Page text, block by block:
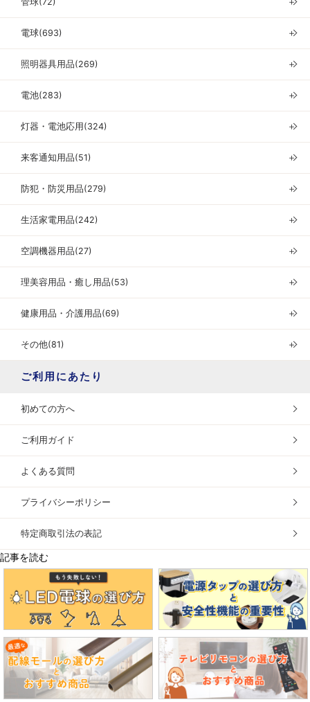
電球(693) ＋
照明器具用品(269) ＋
電池(283) ＋
灯器・電池応用(324) ＋
来客通知用品(51) ＋
防犯・防災用品(279) ＋
生活家電用品(242) ＋
空調機器用品(27) ＋
理美容用品・癒し用品(53) ＋
健康用品・介護用品(69) ＋
その他(81) ＋
ご利用にあたり
初めての方へ
ご利用ガイド
よくある質問
プライバシーポリシー
特定商取引法の表記
記事を読む